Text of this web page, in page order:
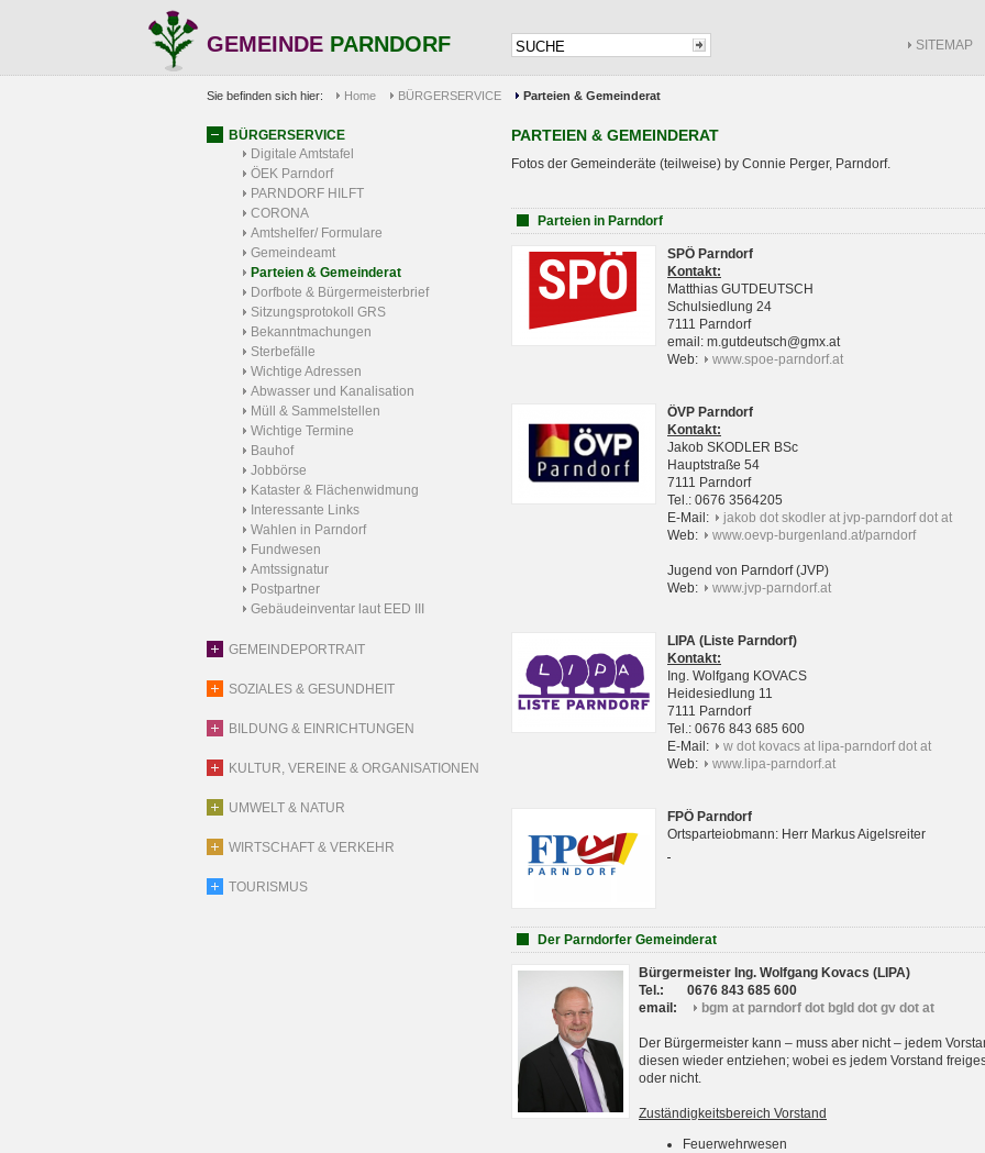
GEMEINDE PARNDORF SITEMAP
Sie befinden sich hier: Home BÜRGERSERVICE Parteien & Gemeinderat
BÜRGERSERVICE
Digitale Amtstafel
ÖEK Parndorf
PARNDORF HILFT
CORONA
Amtshelfer/ Formulare
Gemeindeamt
Parteien & Gemeinderat
Dorfbote & Bürgermeisterbrief
Sitzungsprotokoll GRS
Bekanntmachungen
Sterbefälle
Wichtige Adressen
Abwasser und Kanalisation
Müll & Sammelstellen
Wichtige Termine
Bauhof
Jobbörse
Kataster & Flächenwidmung
Interessante Links
Wahlen in Parndorf
Fundwesen
Amtssignatur
Postpartner
Gebäudeinventar laut EED III
GEMEINDEPORTRAIT
SOZIALES & GESUNDHEIT
BILDUNG & EINRICHTUNGEN
KULTUR, VEREINE & ORGANISATIONEN
UMWELT & NATUR
WIRTSCHAFT & VERKEHR
TOURISMUS
PARTEIEN & GEMEINDERAT
Fotos der Gemeinderäte (teilweise) by Connie Perger, Parndorf.
Parteien in Parndorf
SPÖ Parndorf
Kontakt:
Matthias GUTDEUTSCH
Schulsiedlung 24
7111 Parndorf
email: m.gutdeutsch@gmx.at
Web:
www.spoe-parndorf.at
ÖVP Parndorf
Kontakt:
Jakob SKODLER BSc
Hauptstraße 54
7111 Parndorf
Tel.: 0676 3564205
E-Mail:
jakob dot skodler at jvp-parndorf dot at
Web:
www.oevp-burgenland.at/parndorf
Jugend von Parndorf (JVP)
Web:
www.jvp-parndorf.at
LIPA (Liste Parndorf)
Kontakt:
Ing. Wolfgang KOVACS
Heidesiedlung 11
7111 Parndorf
Tel.: 0676 843 685 600
E-Mail:
w dot kovacs at lipa-parndorf dot at
Web:
www.lipa-parndorf.at
FPÖ Parndorf
Ortsparteiobmann: Herr Markus Aigelsreiter
Der Parndorfer Gemeinderat
Bürgermeister Ing. Wolfgang Kovacs (LIPA)
Tel.: 0676 843 685 600
email:
bgm at parndorf dot bgld dot gv dot at
Der Bürgermeister kann – muss aber nicht – jedem
diesen wieder entziehen; wobei es jedem Vorstand
oder nicht.
Zuständigkeitsbereich Vorstand
Feuerwehrwesen